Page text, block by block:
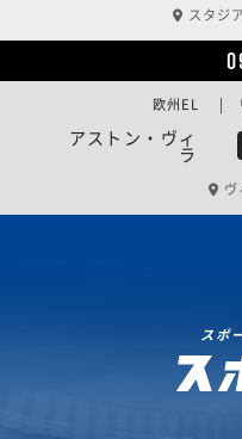
スタジ
アストン・ヴィ
ラ
欧州EL | リ
スポ